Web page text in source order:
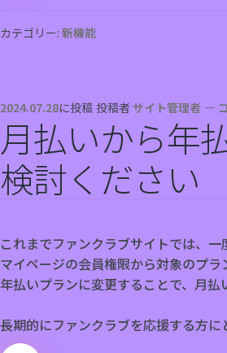
カテゴリー: 新機能
2024.07.28に投稿 投稿者サイト管理者 —
月払いから年
検討ください
これまでファンクラブサイトでは、
マイページの会員権限から対象のプ
年払いプランに変更することで、月払
長期的にファンクラブを応援する方